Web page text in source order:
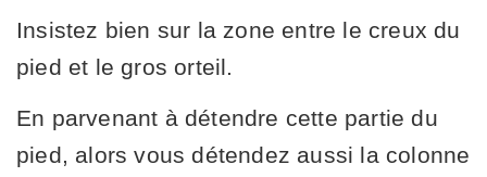
Insistez bien sur la zone entre le creux du
pied et le gros orteil.
En parvenant à détendre cette partie du
pied, alors vous détendez aussi la colonne